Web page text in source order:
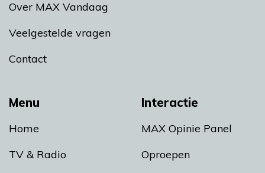
Menu
Home
TV & Radio
Interactie
MAX Opinie Panel
Oproepen
Over MAX Vandaag
Veelgestelde vragen
Contact